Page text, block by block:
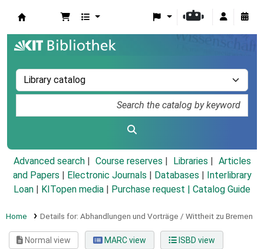
Advanced search Course reserves Libraries
Articles
and Papers
Electronic Journals Databases
Interlibrary
Loan
KITopen media Purchase request | Catalog Guide
Home Details for: Abhandlungen und Vorträge / Wittheit zu Bremen
Normal view MARC view ISBD view